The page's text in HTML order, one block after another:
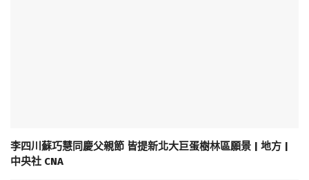
李四川蘇巧慧同慶父親節 皆提新北大巨蛋樹林區願景 | 地方 |
中央社 CNA